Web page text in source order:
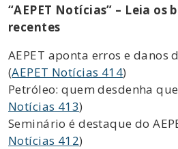
“AEPET Notícias” – Leia os
recentes
AEPET aponta erros e danos
(AEPET Notícias 414)
Petróleo: quem desdenha
Notícias 413)
Seminário é destaque do
Notícias 412)